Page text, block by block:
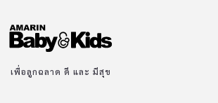
เพื่อลูกฉลาด ดี และ มีสุข